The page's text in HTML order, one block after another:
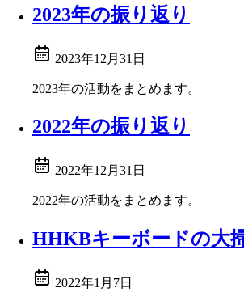
2023年の振り返り
2023年12月31日
2023年の活動をまとめます。
2022年の振り返り
2022年12月31日
2022年の活動をまとめます。
HHKBキーボードの大
2022年1月7日